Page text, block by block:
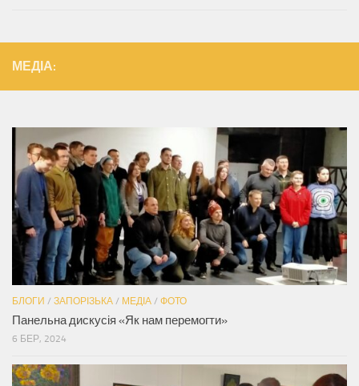
МЕДІА:
БЛОГИ / ЗАПОРІЗЬКА / МЕДІА / ФОТО
Панельна дискусія «Як нам перемогти»
6 БЕР, 2024